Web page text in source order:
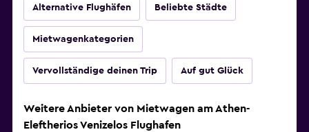
Alternative Flughäfen Beliebte Städte
Mietwagenkategorien
Vervollständige deinen Trip Auf gut Glück
Weitere Anbieter von Mietwagen am Athen-
Eleftherios Venizelos Flughafen